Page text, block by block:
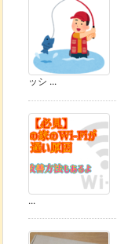
ッシ ...
...